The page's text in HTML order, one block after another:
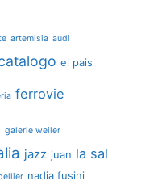
artemisia audi
el pais
ferrovie
galerie weiler
jazz juan la sal
nadia fusini